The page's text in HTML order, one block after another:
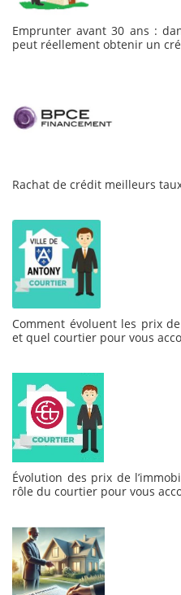
Emprunter avant 30 ans :
peut réellement obtenir un
Rachat de crédit meilleurs
Comment évoluent les prix
et quel courtier pour vous
Évolution des prix de
rôle du courtier pour vous